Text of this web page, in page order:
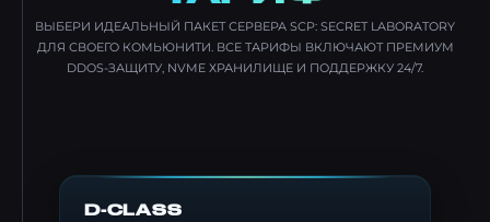
ВЫБЕРИ ИДЕАЛЬНЫЙ ПАКЕТ СЕРВЕРА SCP: SECRET LABORATORY
ДЛЯ СВОЕГО КОМЬЮНИТИ. ВСЕ ТАРИФЫ ВКЛЮЧАЮТ ПРЕМИУМ
DDOS-ЗАЩИТУ, NVME ХРАНИЛИЩЕ И ПОДДЕРЖКУ 24/7.
D-CLASS